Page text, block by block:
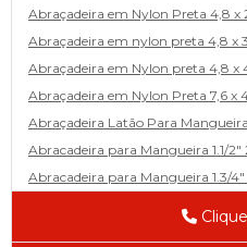
Abraçadeira em Nylon Preta 4,8
Abraçadeira em nylon preta 4,8 x
Abraçadeira em Nylon preta 4,8
Abraçadeira em Nylon Preta 7,6
Abraçadeira Latão Para
Abracadeira para Mangueira 1.1/
Abracadeira para Mangueira 1.3/
Abracadeira para Mangueira 1/2'